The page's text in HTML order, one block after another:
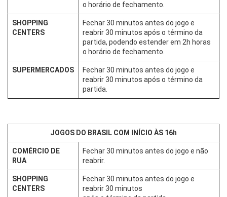
o horário de fechamento.
SHOPPING
CENTERS
Fechar 30 minutos antes do jogo e
reabrir 30 minutos após o término da
partida, podendo estender em 2h horas
o horário de fechamento.
SUPERMERCADOS
Fechar 30 minutos antes do jogo e
reabrir 30 minutos após o término da
partida.
JOGOS DO BRASIL COM INÍCIO ÀS 16h
COMÉRCIO DE
RUA
Fechar 30 minutos antes do jogo e não
reabrir.
SHOPPING
CENTERS
Fechar 30 minutos antes do jogo e
reabrir 30 minutos